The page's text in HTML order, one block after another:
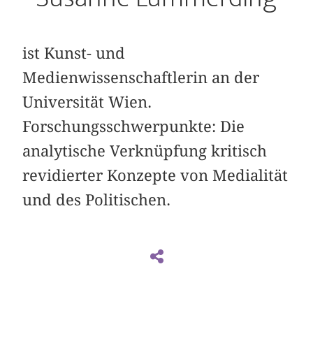
ist Kunst- und
Medienwissenschaftlerin an der
Universität Wien.
Forschungsschwerpunkte: Die
analytische Verknüpfung kritisch
revidierter Konzepte von Medialität
und des Politischen.